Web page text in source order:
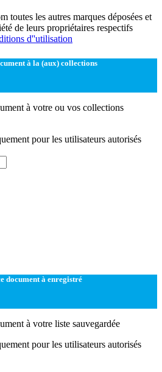
toutes les autres marques déposées et
de leurs propriétaires respectifs
d''utilisation
à la (aux) collections
à votre ou vos collections
pour les utilisateurs autorisés
document à enregistré
à votre liste sauvegardée
pour les utilisateurs autorisés